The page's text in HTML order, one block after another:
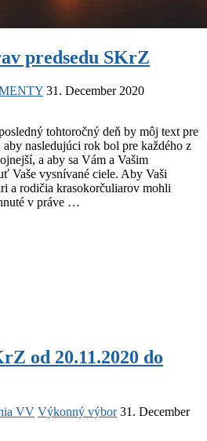
predsedu SKrZ
31. December 2020
tohtoročný deň by môj text pre
nasledujúci rok bol pre každého z
a aby sa Vám a Vašim
Vaše vysnívané ciele. Aby Vaši
a rodičia krasokorčuliarov mohli
v práve …
od 20.11.2020 do
VV Výkonný výbor 31. December